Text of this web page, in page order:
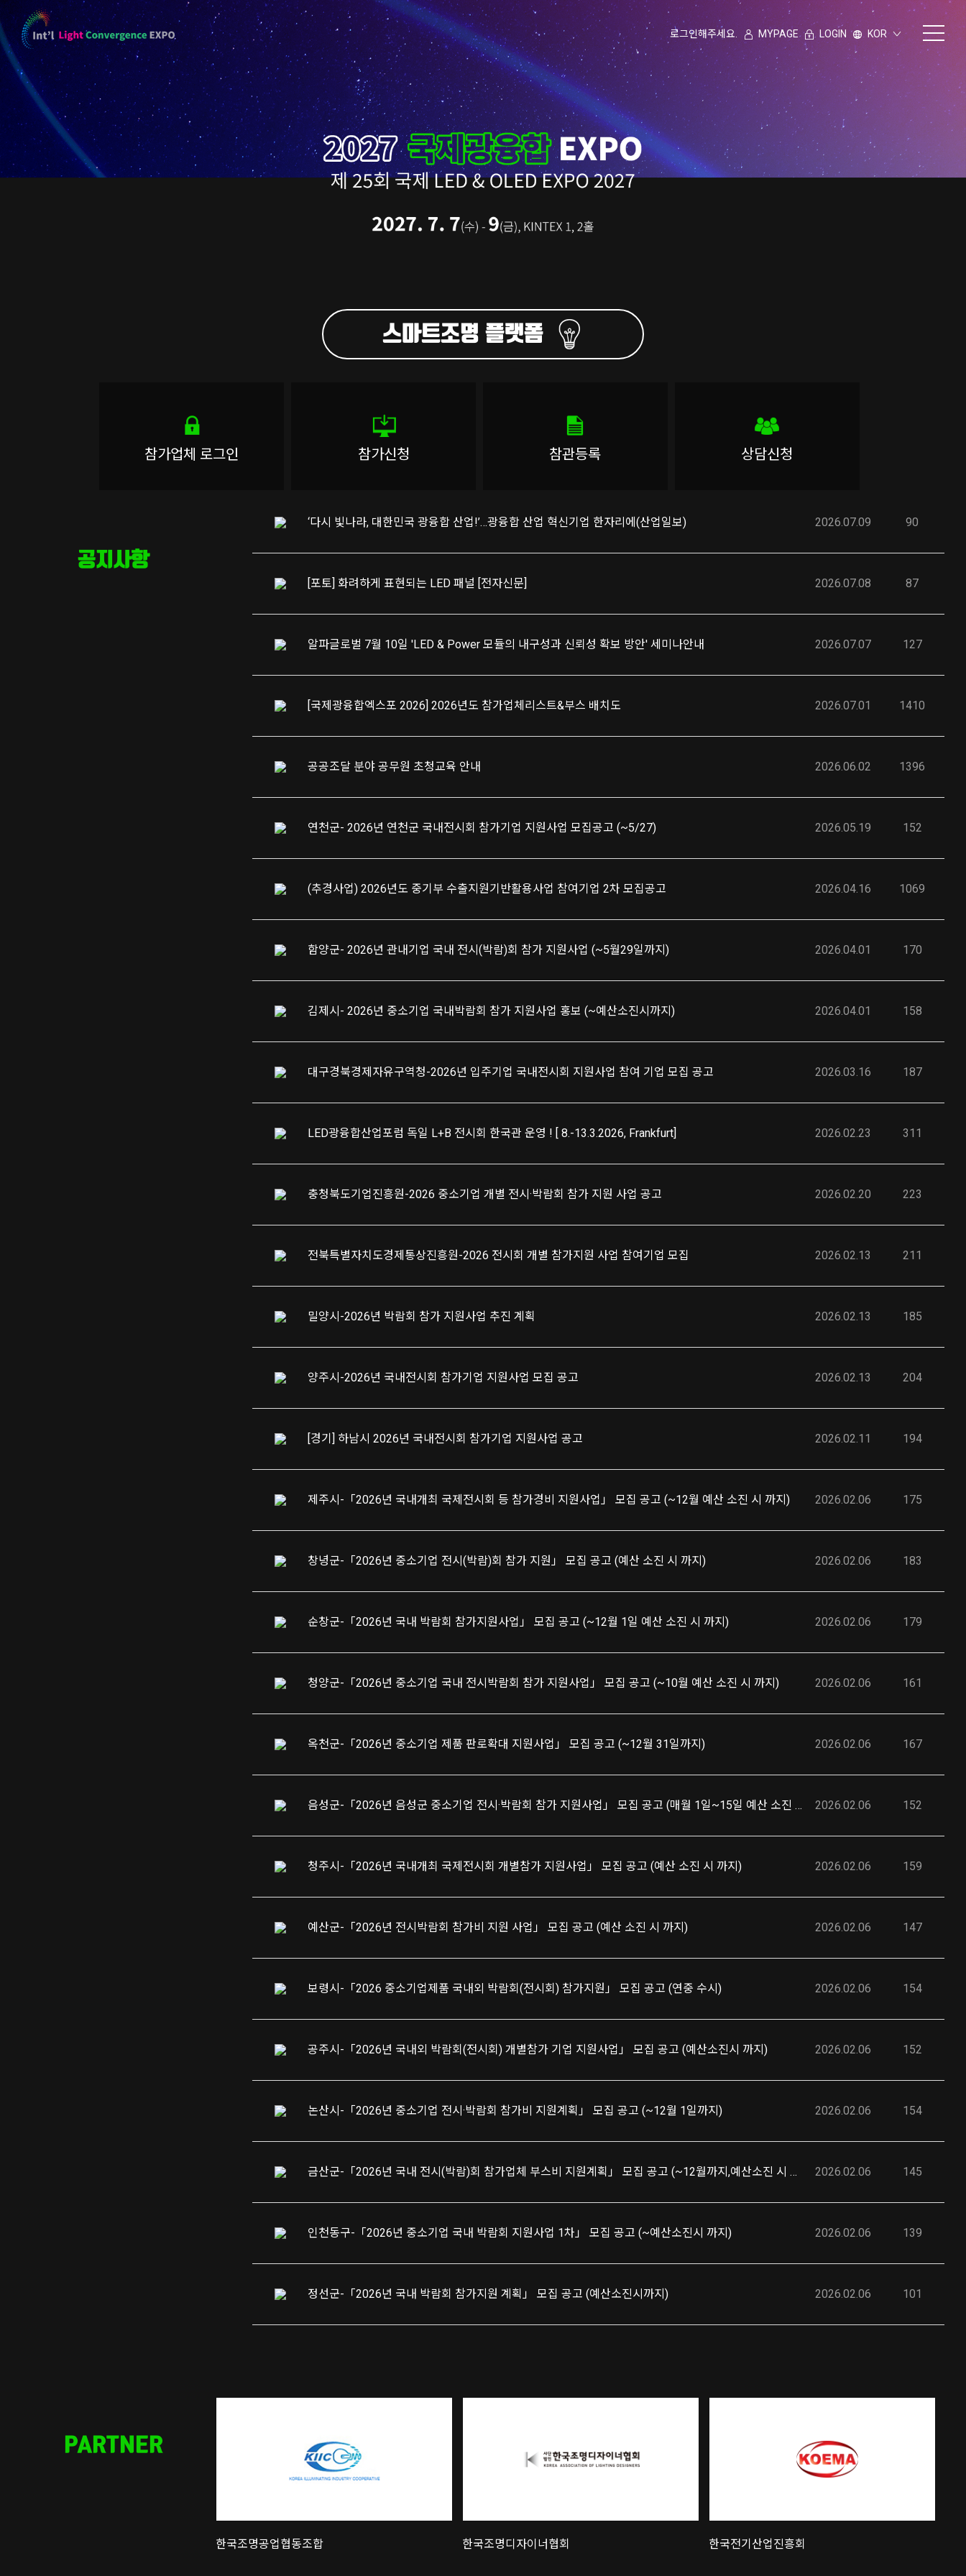
로그인해주세요. MYPAGE LOGIN KOR
스마트조명 플랫폼
참가업체 로그인 참가신청 참관등록 상담신청
공지사항
‘다시 빛나라, 대한민국 광융합 산업!’…광융합 산업 혁신기업 한자리에(산업일보) 2026.07.09 90
[포토] 화려하게 표현되는 LED 패널 [전자신문] 2026.07.08 87
알파글로벌 7월 10일 'LED & Power 모듈의 내구성과 신뢰성 확보 방안' 세미나안내 2026.07.07 127
[국제광융합엑스포 2026] 2026년도 참가업체리스트&부스 배치도 2026.07.01 1410
공공조달 분야 공무원 초청교육 안내 2026.06.02 1396
연천군- 2026년 연천군 국내전시회 참가기업 지원사업 모집공고 (~5/27) 2026.05.19 152
(추경사업) 2026년도 중기부 수출지원기반활용사업 참여기업 2차 모집공고 2026.04.16 1069
함양군- 2026년 관내기업 국내 전시(박람)회 참가 지원사업 (~5월29일까지) 2026.04.01 170
김제시- 2026년 중소기업 국내박람회 참가 지원사업 홍보 (~예산소진시까지) 2026.04.01 158
대구경북경제자유구역청-2026년 입주기업 국내전시회 지원사업 참여 기업 모집 공고 2026.03.16 187
LED광융합산업포럼 독일 L+B 전시회 한국관 운영 ! [ 8.-13.3.2026, Frankfurt] 2026.02.23 311
충청북도기업진흥원-2026 중소기업 개별 전시·박람회 참가 지원 사업 공고 2026.02.20 223
전북특별자치도경제통상진흥원-2026 전시회 개별 참가지원 사업 참여기업 모집 2026.02.13 211
밀양시-2026년 박람회 참가 지원사업 추진 계획 2026.02.13 185
양주시-2026년 국내전시회 참가기업 지원사업 모집 공고 2026.02.13 204
[경기] 하남시 2026년 국내전시회 참가기업 지원사업 공고 2026.02.11 194
제주시-「2026년 국내개최 국제전시회 등 참가경비 지원사업」 모집 공고 (~12월 예산 소진 시 까지) 2026.02.06 175
창녕군-「2026년 중소기업 전시(박람)회 참가 지원」 모집 공고 (예산 소진 시 까지) 2026.02.06 183
순창군-「2026년 국내 박람회 참가지원사업」 모집 공고 (~12월 1일 예산 소진 시 까지) 2026.02.06 179
청양군-「2026년 중소기업 국내 전시박람회 참가 지원사업」 모집 공고 (~10월 예산 소진 시 까지) 2026.02.06 161
옥천군-「2026년 중소기업 제품 판로확대 지원사업」 모집 공고 (~12월 31일까지) 2026.02.06 167
음성군-「2026년 음성군 중소기업 전시·박람회 참가 지원사업」 모집 공고 (매월 1일~15일 예산 소진 시 까지) 2026.02.06 152
청주시-「2026년 국내개최 국제전시회 개별참가 지원사업」 모집 공고 (예산 소진 시 까지) 2026.02.06 159
예산군-「2026년 전시박람회 참가비 지원 사업」 모집 공고 (예산 소진 시 까지) 2026.02.06 147
보령시-「2026 중소기업제품 국내외 박람회(전시회) 참가지원」 모집 공고 (연중 수시) 2026.02.06 154
공주시-「2026년 국내외 박람회(전시회) 개별참가 기업 지원사업」 모집 공고 (예산소진시 까지) 2026.02.06 152
논산시-「2026년 중소기업 전시·박람회 참가비 지원계획」 모집 공고 (~12월 1일까지) 2026.02.06 154
금산군-「2026년 국내 전시(박람)회 참가업체 부스비 지원계획」 모집 공고 (~12월까지,예산소진 시 종료) 2026.02.06 145
인천동구-「2026년 중소기업 국내 박람회 지원사업 1차」 모집 공고 (~예산소진시 까지) 2026.02.06 139
정선군-「2026년 국내 박람회 참가지원 계획」 모집 공고 (예산소진시까지) 2026.02.06 101
PARTNER
한국조명디자이너협회 한국전기산업진흥회 한국전기공업협동조합